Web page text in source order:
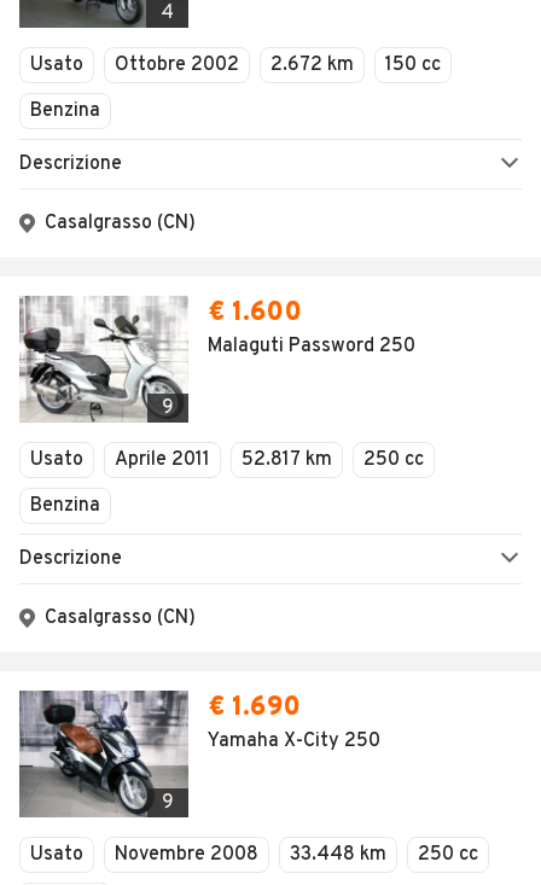
4
Usato Ottobre 2002 2.672 km
150 cc
Benzina
Descrizione
Casalgrasso (CN)
9
€ 1.600
Malaguti Password 250
Usato Aprile 2011 52.817 km
250 cc
Benzina
Descrizione
Casalgrasso (CN)
9
€ 1.690
Yamaha X-City 250
Usato Novembre 2008 33.448 km
250 cc